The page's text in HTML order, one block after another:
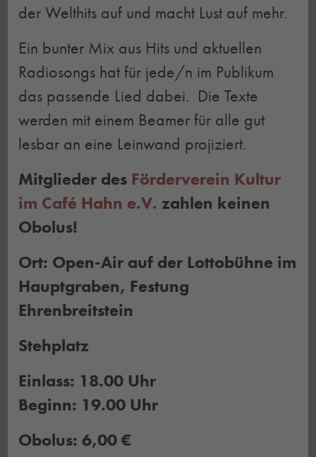
der Welthits auf und macht Lust auf mehr.
Ein bunter Mix aus Hits und aktuellen
Radiosongs hat für jede/n im Publikum
das passende Lied dabei. Die Texte
werden mit einem Beamer für alle gut
lesbar an eine Leinwand projiziert.
Mitglieder des Förderverein Kultur
im Café Hahn e.V. zahlen keinen
Obolus!
Ort: Open-Air auf der Lottobühne im
Hauptgraben, Festung
Ehrenbreitstein
Stehplatz
Einlass: 18.00 Uhr
Beginn: 19.00 Uhr
Obolus: 6,00 €